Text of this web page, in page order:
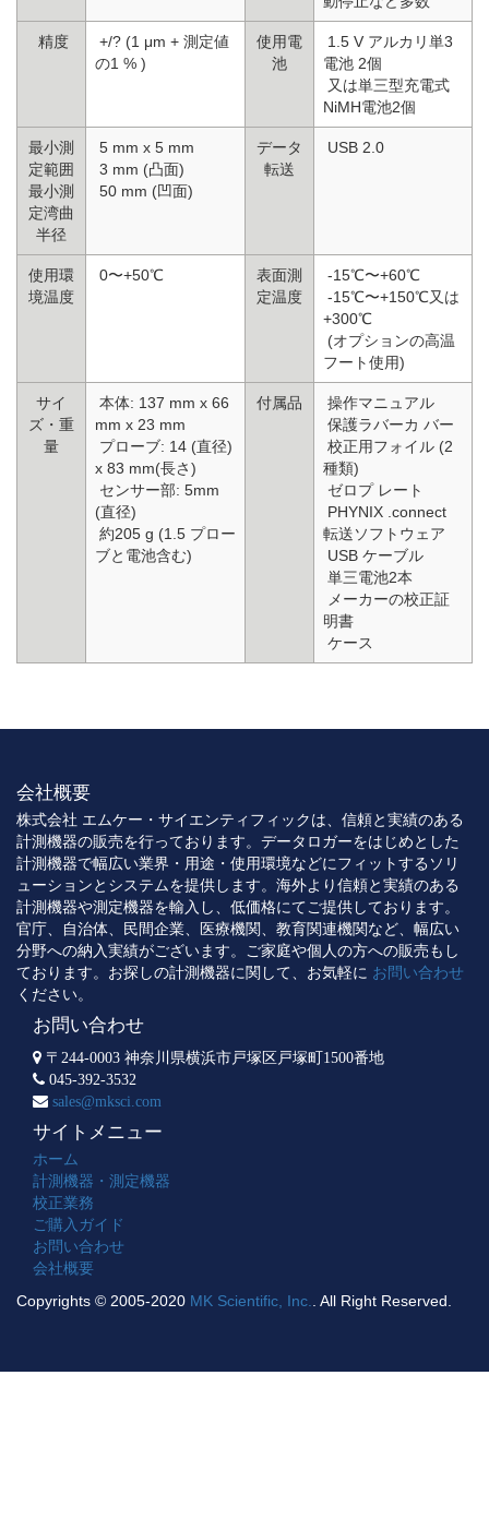
精度
+/? (1 μm + 測定値
の1 % )
使用電
池
1.5 V アルカリ単3
電池 2個
又は単三型充電式
NiMH電池2個
最小測
定範囲
最小測
定湾曲
半径
5 mm x 5 mm
3 mm (凸面)
50 mm (凹面)
データ
転送
USB 2.0
使用環
境温度
0〜+50℃
表面測
定温度
-15℃〜+60℃
-15℃〜+150℃又は
+300℃
(オプションの高温
フート使用)
サイ
ズ・重
量
本体: 137 mm x 66
mm x 23 mm
プローブ: 14 (直径)
x 83 mm(長さ)
センサー部: 5mm
(直径)
約205 g (1.5 プロー
ブと電池含む)
付属品
操作マニュアル
保護ラバーカ バー
校正用フォイル (2
種類)
ゼロプ レート
PHYNIX .connect
転送ソフトウェア
USB ケーブル
単三電池2本
メーカーの校正証
明書
ケース
会社概要
株式会社 エムケー・サイエンティフィックは、信頼と実績のある
計測機器の販売を行っております。データロガーをはじめとした
計測機器で幅広い業界・用途・使用環境などにフィットするソリ
ューションとシステムを提供します。海外より信頼と実績のある
計測機器や測定機器を輸入し、低価格にてご提供しております。
官庁、自治体、民間企業、医療機関、教育関連機関など、幅広い
分野への納入実績がございます。ご家庭や個人の方への販売もし
ております。お探しの計測機器に関して、お気軽に お問い合わせ
ください。
お問い合わせ
〒244-0003 神奈川県横浜市戸塚区戸塚町1500番地
045-392-3532
sales@mksci.com
サイトメニュー
ホーム
計測機器・測定機器
校正業務
ご購入ガイド
お問い合わせ
会社概要
Copyrights © 2005-2020 MK Scientific, Inc. . All Right Reserved.